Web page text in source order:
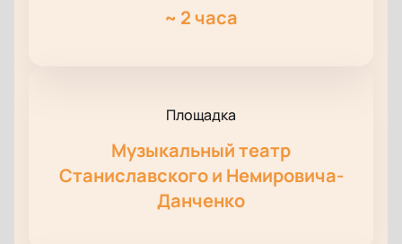
~ 2 часа
Площадка
Музыкальный театр
Станиславского и Немировича-
Данченко